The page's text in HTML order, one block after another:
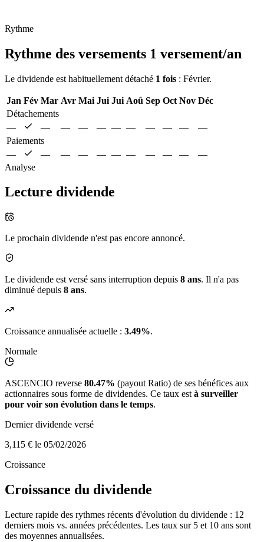
Rythme
Rythme des versements 1 versement/an
Le dividende est habituellement détaché 1 fois : Février.
Jan Fév Mar Avr Mai Jui Jui Aoû Sep Oct Nov Déc
Détachements
—
— — — — — — — — —
—
Paiements
—
— — — — — — — — —
—
Analyse
Lecture dividende
Le prochain dividende n'est pas encore annoncé.
Le dividende est versé sans interruption depuis 8 ans. Il n'a pas
diminué depuis 8 ans.
Croissance annualisée actuelle : 3.49%.
Normale
ASCENCIO reverse 80.47% (payout Ratio) de ses bénéfices aux
actionnaires sous forme de dividendes. Ce taux est à surveiller
pour voir son évolution dans le temps.
Dernier dividende versé
3,115 € le 05/02/2026
Croissance
Croissance du dividende
Lecture rapide des rythmes récents d'évolution du dividende : 12
derniers mois vs. années précédentes. Les taux sur 5 et 10 ans sont
des moyennes annualisées.